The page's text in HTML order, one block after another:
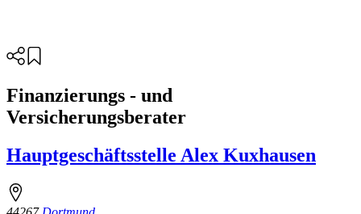
Finanzierungs - und
Versicherungsberater
Hauptgeschäftsstelle Alex Kuxhausen